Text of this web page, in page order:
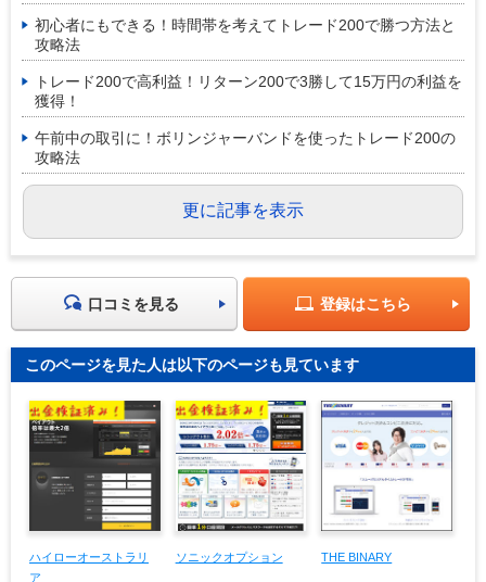
初心者にもできる！時間帯を考えてトレード200で勝つ方法と
攻略法
トレード200で高利益！リターン200で3勝して15万円の利益を
獲得！
午前中の取引に！ボリンジャーバンドを使ったトレード200の
攻略法
更に記事を表示
口コミを見る 登録はこちら
このページを見た人は以下のページも見ています
ハイローオーストラリ
ア
ソニックオプション THE BINARY